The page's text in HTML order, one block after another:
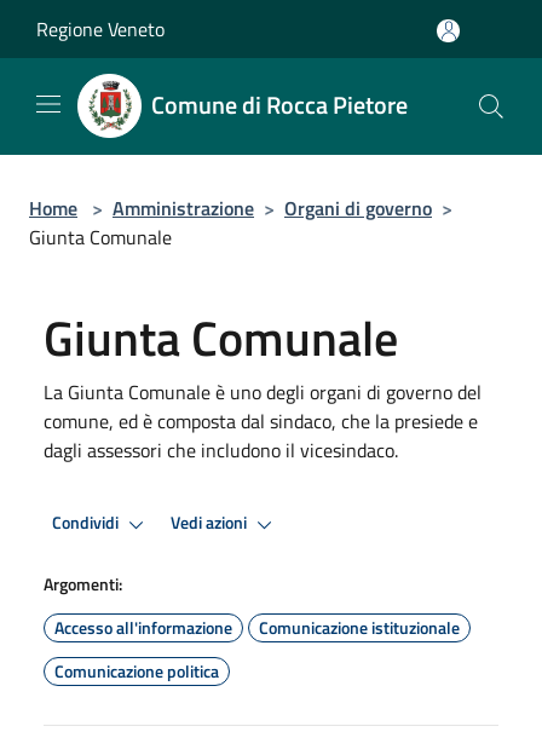
Regione Veneto
Comune di Rocca Pietore
Home > Amministrazione > Organi di governo >
Giunta Comunale
Giunta Comunale
La Giunta Comunale è uno degli organi di governo del
comune, ed è composta dal sindaco, che la presiede e
dagli assessori che includono il vicesindaco.
Condividi Vedi azioni
Argomenti:
Accesso all'informazione
Comunicazione istituzionale
Comunicazione politica